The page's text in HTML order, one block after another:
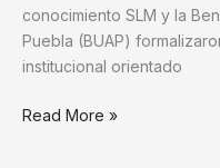
conocimiento SLM y la
Puebla (BUAP)
institucional orientado
Read More »